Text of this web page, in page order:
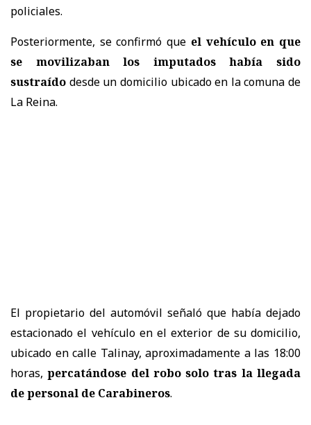
policiales.
Posteriormente, se confirmó que el vehículo en que
se movilizaban los imputados había sido
sustraído desde un domicilio ubicado en la comuna de
La Reina.
El propietario del automóvil señaló que había dejado
estacionado el vehículo en el exterior de su domicilio,
ubicado en calle Talinay, aproximadamente a las 18:00
horas,percatándose del robo solo tras la llegada
de personal de Carabineros.